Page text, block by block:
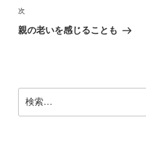
ビ
ゲ
ン
稿
次
の
次
親の老いを感じることも
索: